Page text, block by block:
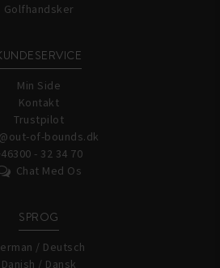
Golfhandsker
Min Side
Kontakt
Trustpilot
of-bounds.dk
- 32 34 70
Chat Med Os
SPROG
/ Deutsch
Danish / Dansk